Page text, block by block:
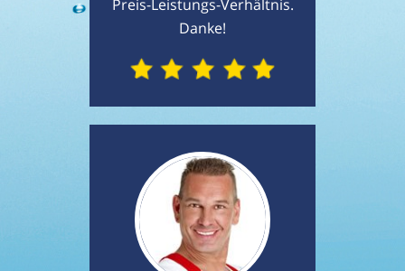
Preis-Leistungs-Verhältnis.
Danke!